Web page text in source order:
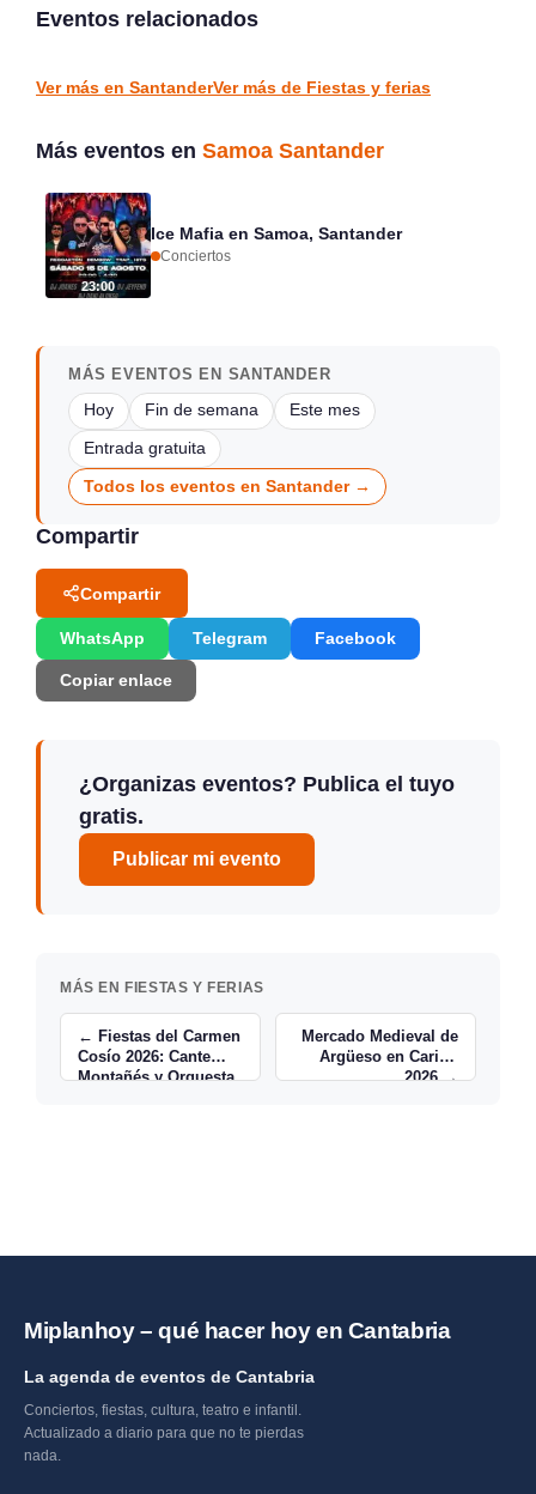
Eventos relacionados
Suances
Ver más en SantanderVer más de Fiestas y ferias
Más eventos en Samoa Santander
23:00
Ice Mafia en Samoa, Santander
Conciertos
MÁS EVENTOS EN SANTANDER
Hoy Fin de semana Este mes
Entrada gratuita
Todos los eventos en Santander →
Compartir
Compartir
WhatsApp Telegram Facebook
Copiar enlace
¿Organizas eventos? Publica el tuyo
gratis.
Publicar mi evento
MÁS EN FIESTAS Y FERIAS
← Fiestas del Carmen
Cosío 2026: Cante
Montañés y Orquesta
Mercado Medieval de
Argüeso en Cariño
2026 →
Miplanhoy – qué hacer hoy en Cantabria
La agenda de eventos de Cantabria
Conciertos, fiestas, cultura, teatro e infantil.
Actualizado a diario para que no te pierdas
nada.